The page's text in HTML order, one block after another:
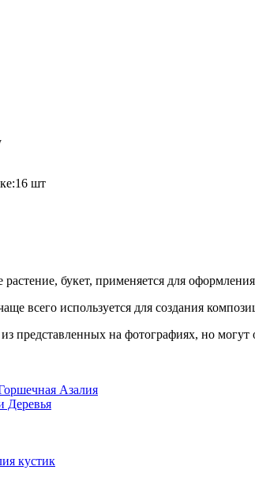
16 шт
растение, букет, применяется для
всего используется для создания
представленных на фотографиях, но могут
Азалия
Деревья
кустик